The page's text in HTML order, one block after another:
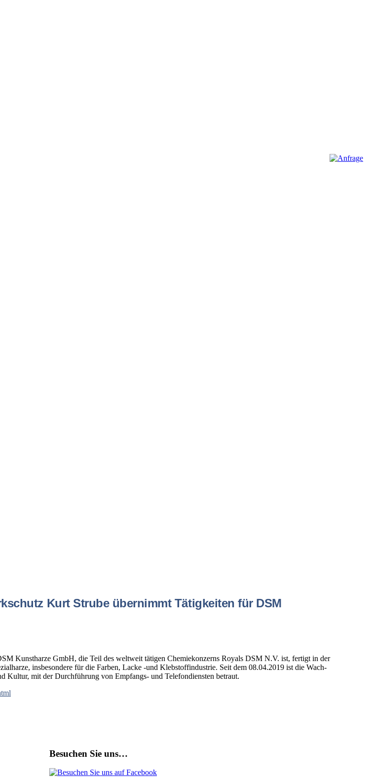
Kurt Strube übernimmt Tätigkeiten für DSM
Kunstharze GmbH, die Teil des weltweit tätigen Chemiekonzerns Royals DSM N.V. ist, fertigt in der
insbesondere für die Farben, Lacke -und Klebstoffindustrie. Seit dem 08.04.2019 ist die Wach-
mit der Durchführung von Empfangs- und Telefondiensten betraut.
Besuchen Sie uns…